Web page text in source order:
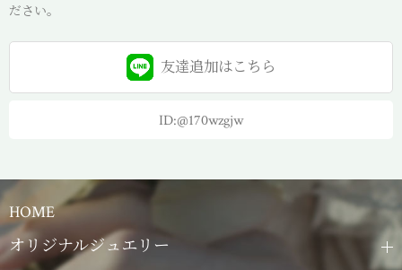
ださい。
友達追加はこちら
ID:@170wzgjw
HOME
オリジナルジュエリー